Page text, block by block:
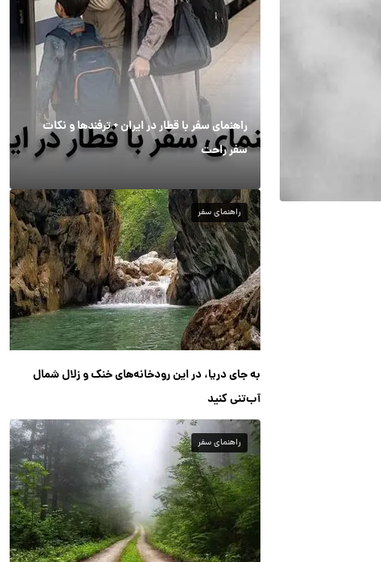
راهنمای سفر با قطار در ایران + ترفندها و نکات
سفر راحت
راهنمای سفر
به جای دریا، در این رودخانه‌های خنک و زلال شمال
آب‌تنی کنید
راهنمای سفر